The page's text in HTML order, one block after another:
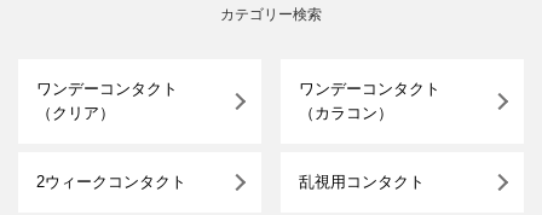
カテゴリー検索
ワンデーコンタクト
（クリア）
ワンデーコンタクト
（カラコン）
2ウィークコンタクト 乱視用コンタクト